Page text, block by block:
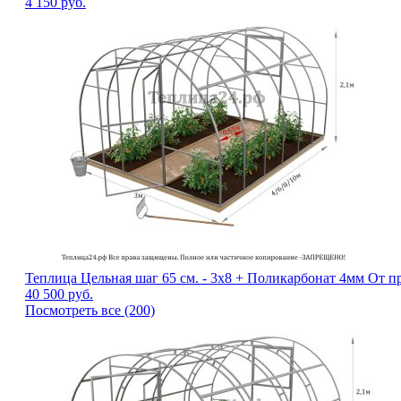
Теплица Цельная шаг 65 см. - 3х8 + Поликарбонат 4мм От
40 500 руб.
Посмотреть все (200)